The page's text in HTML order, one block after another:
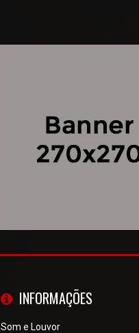
INFORMAÇÕES
Som e Louvor